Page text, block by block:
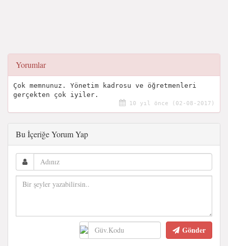
Yorumlar
Çok memnunuz. Yönetim kadrosu ve öğretmenleri
gerçekten çok iyiler.
10 yıl önce (02-08-2017)
Bu İçeriğe Yorum Yap
Gönder